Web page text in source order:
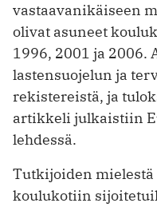
vastaavanikäiseen
olivat asuneet
1996, 2001 ja 2006.
lastensuojelun ja
rekistereistä, ja
artikkeli julkaistiin
lehdessä.
Tutkijoiden mielestä
koulukotiin